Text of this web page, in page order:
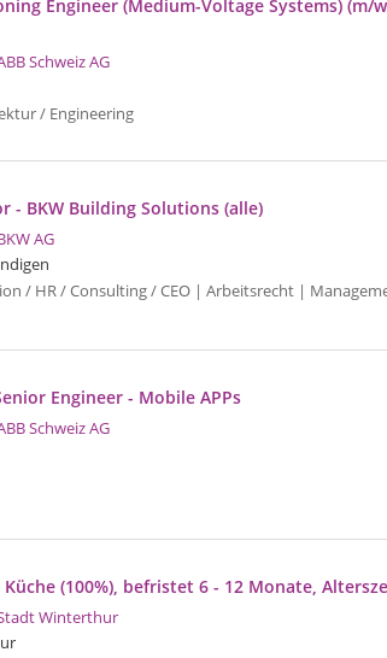
Engineer (Medium-Voltage Systems) (m/
Schweiz AG
/ Engineering
- BKW Building Solutions (alle)
AG
/ HR / Consulting / CEO | Arbeitsrecht |
Engineer - Mobile APPs
Schweiz AG
(100%), befristet 6 - 12 Monate,
Winterthur